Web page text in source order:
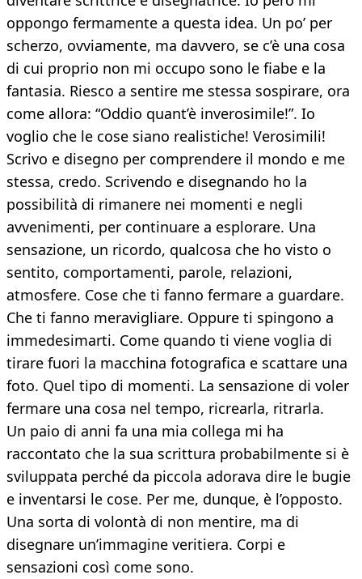
oppongo fermamente a questa idea. Un po’ per
scherzo, ovviamente, ma davvero, se c’è una cosa
di cui proprio non mi occupo sono le fiabe e la
fantasia. Riesco a sentire me stessa sospirare, ora
come allora: “Oddio quant’è inverosimile!”. Io
voglio che le cose siano realistiche! Verosimili!
Scrivo e disegno per comprendere il mondo e me
stessa, credo. Scrivendo e disegnando ho la
possibilità di rimanere nei momenti e negli
avvenimenti, per continuare a esplorare. Una
sensazione, un ricordo, qualcosa che ho visto o
sentito, comportamenti, parole, relazioni,
atmosfere. Cose che ti fanno fermare a guardare.
Che ti fanno meravigliare. Oppure ti spingono a
immedesimarti. Come quando ti viene voglia di
tirare fuori la macchina fotografica e scattare una
foto. Quel tipo di momenti. La sensazione di voler
fermare una cosa nel tempo, ricrearla, ritrarla.
Un paio di anni fa una mia collega mi ha
raccontato che la sua scrittura probabilmente si è
sviluppata perché da piccola adorava dire le bugie
e inventarsi le cose. Per me, dunque, è l’opposto.
Una sorta di volontà di non mentire, ma di
disegnare un’immagine veritiera. Corpi e
sensazioni così come sono.